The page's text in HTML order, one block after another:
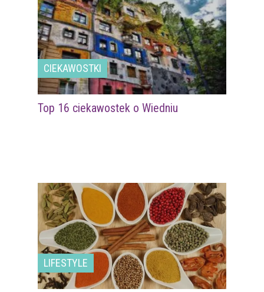
CIEKAWOSTKI
Top 16 ciekawostek o Wiedniu
LIFESTYLE